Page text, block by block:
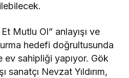
Mutlu Ol” anlayışı ve
hedefi doğrultusunda
ev sahipliği yapıyor. Gök
sanatçı Nevzat Yıldırım,